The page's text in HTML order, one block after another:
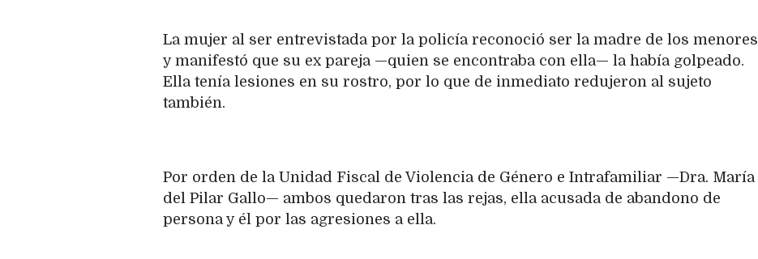
La mujer al ser entrevistada por la policía reconoció ser la madre de los menores
y manifestó que su ex pareja —quien se encontraba con ella— la había golpeado.
Ella tenía lesiones en su rostro, por lo que de inmediato redujeron al sujeto
también.
Por orden de la Unidad Fiscal de Violencia de Género e Intrafamiliar —Dra. María
del Pilar Gallo— ambos quedaron tras las rejas, ella acusada de abandono de
persona y él por las agresiones a ella.